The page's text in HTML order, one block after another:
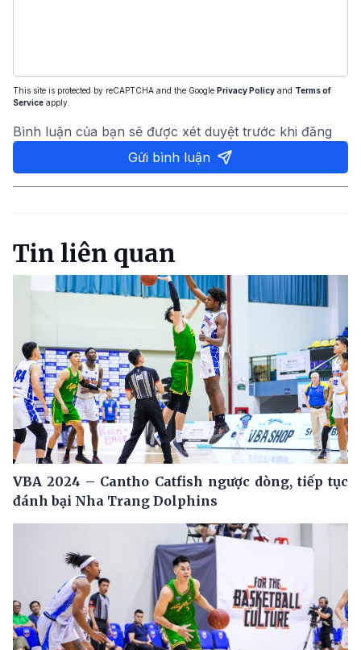
This site is protected by reCAPTCHA and the Google Privacy Policy and Terms of
Service apply.
Bình luận của bạn sẽ được xét duyệt trước khi đăng
Gửi bình luận
Tin liên quan
VBA 2024 – Cantho Catfish ngược dòng, tiếp tục
đánh bại Nha Trang Dolphins